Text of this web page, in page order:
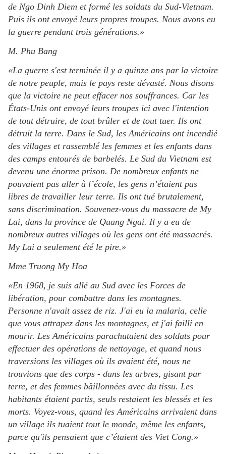
de Ngo Dinh Diem et formé les soldats du Sud-Vietnam.
Puis ils ont envoyé leurs propres troupes. Nous avons eu
la guerre pendant trois générations.»
M. Phu Bang
«La guerre s'est terminée il y a quinze ans par la victoire
de notre peuple, mais le pays reste dévasté. Nous disons
que la victoire ne peut effacer nos souffrances. Car les
États-Unis ont envoyé leurs troupes ici avec l'intention
de tout détruire, de tout brûler et de tout tuer. Ils ont
détruit la terre. Dans le Sud, les Américains ont incendié
des villages et rassemblé les femmes et les enfants dans
des camps entourés de barbelés. Le Sud du Vietnam est
devenu une énorme prison. De nombreux enfants ne
pouvaient pas aller à l’école, les gens n’étaient pas
libres de travailler leur terre. Ils ont tué brutalement,
sans discrimination. Souvenez-vous du massacre de My
Lai, dans la province de Quang Ngai. Il y a eu de
nombreux autres villages où les gens ont été massacrés.
My Lai a seulement été le pire.»
Mme Truong My Hoa
«En 1968, je suis allé au Sud avec les Forces de
libération, pour combattre dans les montagnes.
Personne n'avait assez de riz. J'ai eu la malaria, celle
que vous attrapez dans les montagnes, et j'ai failli en
mourir. Les Américains parachutaient des soldats pour
effectuer des opérations de nettoyage, et quand nous
traversions les villages où ils avaient été, nous ne
trouvions que des corps - dans les arbres, gisant par
terre, et des femmes bâillonnées avec du tissu. Les
habitants étaient partis, seuls restaient les blessés et les
morts. Voyez-vous, quand les Américains arrivaient dans
un village ils tuaient tout le monde, même les enfants,
parce qu'ils pensaient que c’étaient des Viet Cong.»